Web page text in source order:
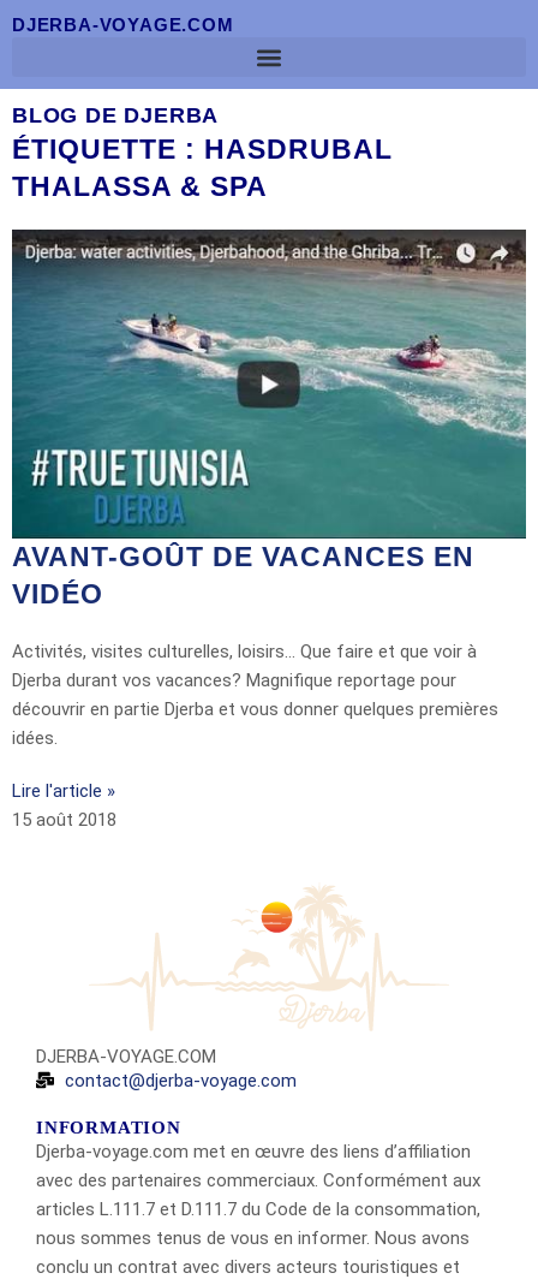
DJERBA-VOYAGE.COM
BLOG DE DJERBA
ÉTIQUETTE : HASDRUBAL
THALASSA & SPA
AVANT-GOÛT DE VACANCES EN
VIDÉO
Activités, visites culturelles, loisirs… Que faire et que voir à
Djerba durant vos vacances? Magnifique reportage pour
découvrir en partie Djerba et vous donner quelques premières
idées.
Lire l'article »
15 août 2018
DJERBA-VOYAGE.COM
contact@djerba-voyage.com
INFORMATION
Djerba-voyage.com met en œuvre des liens d’affiliation
avec des partenaires commerciaux. Conformément aux
articles L.111.7 et D.111.7 du Code de la consommation,
nous sommes tenus de vous en informer. Nous avons
conclu un contrat avec divers acteurs touristiques et